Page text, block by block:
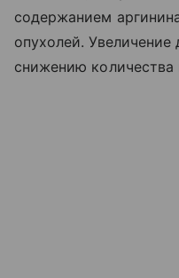
содержанием
опухолей.
снижению количества